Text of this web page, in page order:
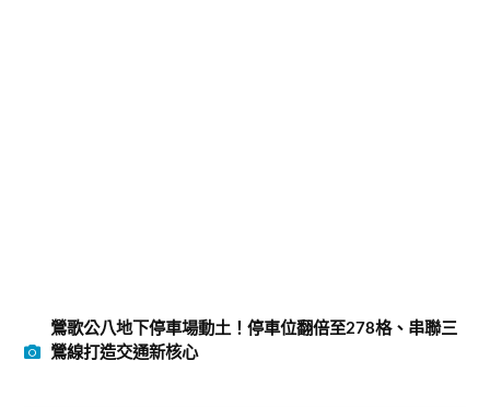
鶯歌公八地下停車場動土！停車位翻倍至278格、串聯三
鶯線打造交通新核心